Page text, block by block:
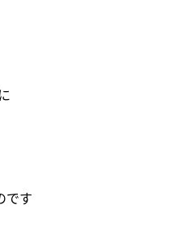
です